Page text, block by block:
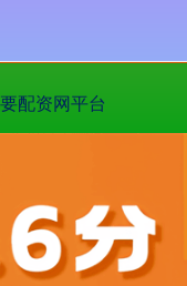
配资网平台